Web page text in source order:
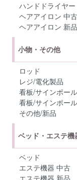
ハンドドライヤー
ヘアアイロン 中古
ヘアアイロン 新品
小物・その他
ロッド
レジ/電化製品
看板/サインポー
看板/サインポー
その他/新品
ベッド・エステ機
ベッド
エステ機器 中古